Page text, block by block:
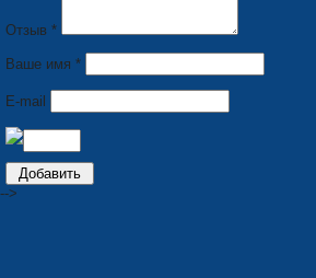
Отзыв *
Ваше имя *
E-mail
-->